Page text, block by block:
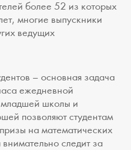
более 52 из которых
многие выпускники
ведущих
– основная задача
ежедневной
школы и
позволяют студентам
на математических
следит за